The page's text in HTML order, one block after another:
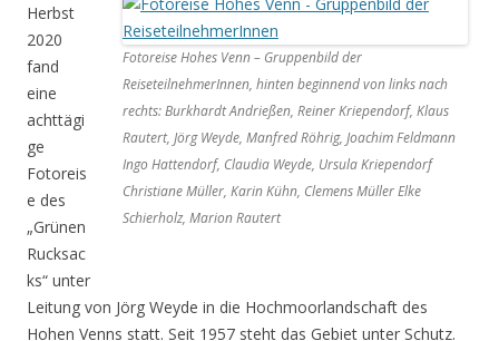
Fotoreise Hohes Venn – Gruppenbild der
ReiseteilnehmerInnen, hinten beginnend von links nach
rechts: Burkhardt Andrießen, Reiner Kriependorf, Klaus
Rautert, Jörg Weyde, Manfred Röhrig, Joachim Feldmann
Ingo Hattendorf, Claudia Weyde, Ursula Kriependorf
Christiane Müller, Karin Kühn, Clemens Müller Elke
Schierholz, Marion Rautert
Herbst
2020
fand
eine
achttägi
ge
Fotoreis
e des
„Grünen
Rucksac
ks“ unter
Leitung von Jörg Weyde in die Hochmoorlandschaft des
Hohen Venns statt. Seit 1957 steht das Gebiet unter Schutz.